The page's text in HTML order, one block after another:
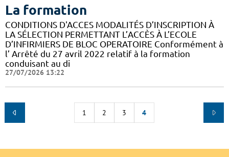
La formation
CONDITIONS D'ACCES MODALITÉS D’INSCRIPTION À
LA SÉLECTION PERMETTANT L’ACCÈS À L’ECOLE
D’INFIRMIERS DE BLOC OPERATOIRE Conformément à
l’ Arrêté du 27 avril 2022 relatif à la formation
conduisant au di
27/07/2026 13:22
1 2 3 4